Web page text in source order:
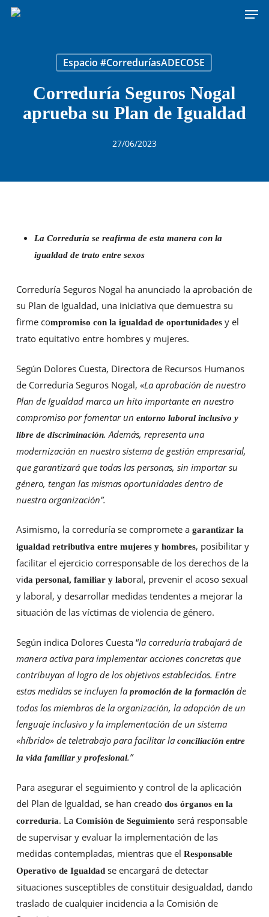
Skip
Espacio #CorreduríasADECOSE
Correduría Seguros Nogal
aprueba su Plan de Igualdad
27/06/2023
La Correduría se reafirma de esta manera con la
igualdad de trato entre sexos
Correduría Seguros Nogal ha anunciado la aprobación de
su Plan de Igualdad, una iniciativa que demuestra su
firme compromiso con la igualdad de oportunidadesy el
trato equitativo entre hombres y mujeres.
Según Dolores Cuesta, Directora de Recursos Humanos
de Correduría Seguros Nogal, «La aprobación de nuestro
Plan de Igualdad marca un hito importante en nuestro
compromiso por fomentar un entorno laboral inclusivo y
libre de discriminación. Además, representa una
modernización en nuestro sistema de gestión empresarial,
que garantizará que todas las personas, sin importar su
género, tengan las mismas oportunidades dentro de
nuestra organización”.
Asimismo, la correduría se compromete a garantizar la
igualdad retributiva entre mujeres y hombres, posibilitar y
facilitar el ejercicio corresponsable de los derechos de la
vida personal, familiar y laboral, prevenir el acoso sexual
y laboral, y desarrollar medidas tendentes a mejorar la
situación de las víctimas de violencia de género.
Según indica Dolores Cuesta “la correduría trabajará de
manera activa para implementar acciones concretas que
contribuyan al logro de los objetivos establecidos. Entre
estas medidas se incluyen la promoción de la formaciónde
todos los miembros de la organización, la adopción de un
lenguaje inclusivo y la implementación de un sistema
«híbrido» de teletrabajo para facilitar la conciliación entre
la vida familiar y profesional.”
Para asegurar el seguimiento y control de la aplicación
del Plan de Igualdad, se han creado dos órganos en la
correduría. La Comisión de Seguimiento será responsable
de supervisar y evaluar la implementación de las
medidas contempladas, mientras que el Responsable
Operativo de Igualdadse encargará de detectar
situaciones susceptibles de constituir desigualdad, dando
traslado de cualquier incidencia a la Comisión de